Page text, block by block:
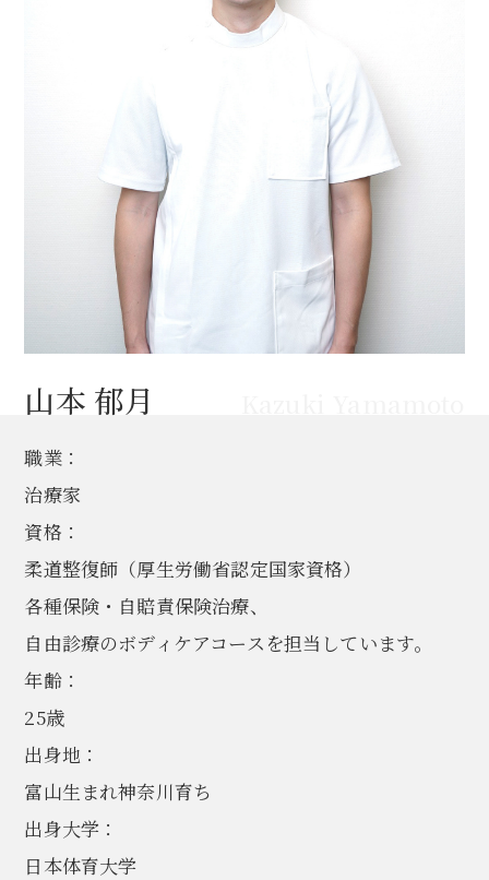
山本 郁月
職業：
治療家
資格：
柔道整復師（厚生労働省認定国家資格）
各種保険・自賠責保険治療、
自由診療のボディケアコースを担当しています。
年齢：
25歳
出身地：
富山生まれ神奈川育ち
出身大学：
日本体育大学